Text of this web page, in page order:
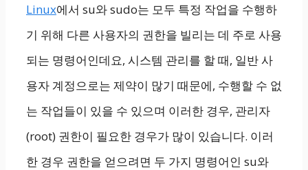
Linux에서 su와 sudo는 모두 특정 작업을 수행하
기 위해 다른 사용자의 권한을 빌리는 데 주로 사용
되는 명령어인데요, 시스템 관리를 할 때, 일반 사
용자 계정으로는 제약이 많기 때문에, 수행할 수 없
는 작업들이 있을 수 있으며 이러한 경우, 관리자
(root) 권한이 필요한 경우가 많이 있습니다. 이러
한 경우 권한을 얻으려면 두 가지 명령어인 su와